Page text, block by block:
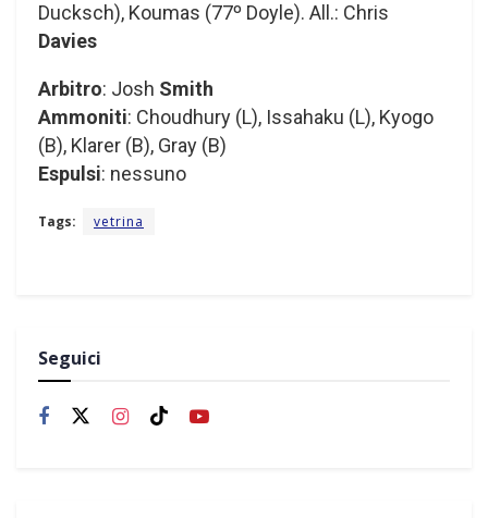
Ducksch), Koumas (77º Doyle). All.: Chris
Davies
Arbitro: Josh Smith
Ammoniti: Choudhury (L), Issahaku (L), Kyogo
(B), Klarer (B), Gray (B)
Espulsi: nessuno
Tags: vetrina
Seguici